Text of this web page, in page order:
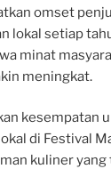
omset
lokal setiap
minat
meningkat.
kesempatan
di Festival
kuliner